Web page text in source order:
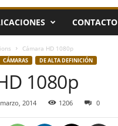
CONTACTO
Cámara HD 1080p
CÁMARAS DE ALTA DEFINICIÓN
1080p
2014 1206 0